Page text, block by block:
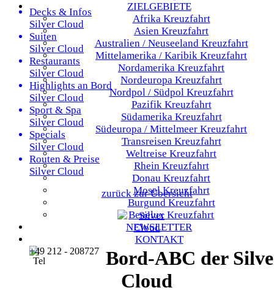
ZIELGEBIETE
Afrika Kreuzfahrt
Asien Kreuzfahrt
Australien / Neuseeland Kreuzfahrt
Mittelamerika / Karibik Kreuzfahrt
Nordamerika Kreuzfahrt
Nordeuropa Kreuzfahrt
Nordpol / Südpol Kreuzfahrt
Pazifik Kreuzfahrt
Südamerika Kreuzfahrt
Südeuropa / Mittelmeer Kreuzfahrt
Transreisen Kreuzfahrt
Weltreise Kreuzfahrt
Rhein Kreuzfahrt
Donau Kreuzfahrt
MoselKreuzfahrt
Burgund Kreuzfahrt
Benelux Kreuzfahrt
NEWSLETTER
KONTAKT
+49 212 - 208727
Decks & Infos
Silver Cloud
Suiten
Silver Cloud
Restaurants
Silver Cloud
Highlights an Bord
Silver Cloud
Sport & Spa
Silver Cloud
Specials
Silver Cloud
Routen & Preise
Silver Cloud
zurück zur Übersicht
Bord-ABC der
Cloud